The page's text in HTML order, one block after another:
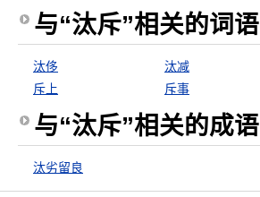
与“汰斥”相关的词语
汰侈 汰减
斥上
斥事
与“汰斥”相关的成语
汰劣留良